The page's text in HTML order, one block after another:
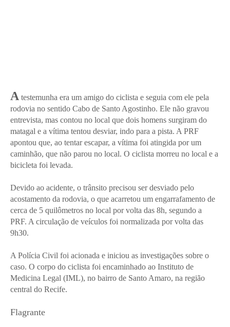
A testemunha era um amigo do ciclista e seguia com ele pela
rodovia no sentido Cabo de Santo Agostinho. Ele não gravou
entrevista, mas contou no local que dois homens surgiram do
matagal e a vítima tentou desviar, indo para a pista. A PRF
apontou que, ao tentar escapar, a vítima foi atingida por um
caminhão, que não parou no local. O ciclista morreu no local e a
bicicleta foi levada.
Devido ao acidente, o trânsito precisou ser desviado pelo
acostamento da rodovia, o que acarretou um engarrafamento de
cerca de 5 quilômetros no local por volta das 8h, segundo a
PRF. A circulação de veículos foi normalizada por volta das
9h30.
A Polícia Civil foi acionada e iniciou as investigações sobre o
caso. O corpo do ciclista foi encaminhado ao Instituto de
Medicina Legal (IML), no bairro de Santo Amaro, na região
central do Recife.
Flagrante